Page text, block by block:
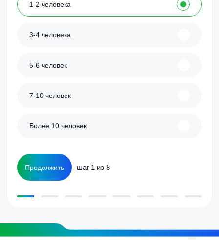
1-2 человека
3-4 человека
5-6 человек
7-10 человек
Более 10 человек
Продолжить шаг 1 из 8